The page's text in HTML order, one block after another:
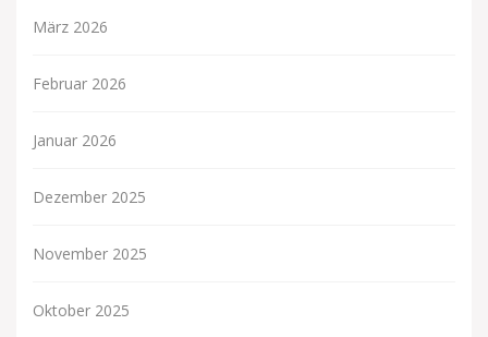
März 2026
Februar 2026
Januar 2026
Dezember 2025
November 2025
Oktober 2025